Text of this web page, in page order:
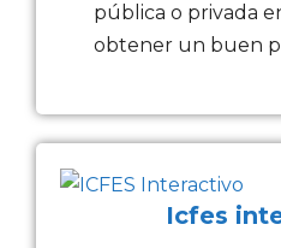
pública o privada
obtener un buen
Icfes